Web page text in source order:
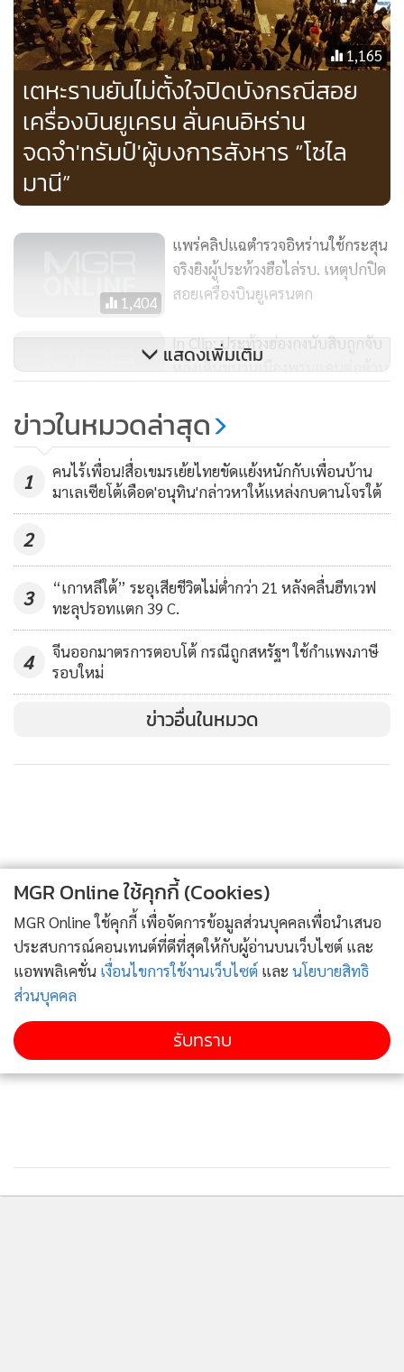
ชุมนุมคราวนี้ หลังจากพวกตำรวจที่ดำเนินการ “เรียกให้หยุด
และตรวจค้น” ตามถนนหนทางใกล้ๆ ถูกฝูงชนที่โกรธเกรี้ยวโยน
ขวดน้ำและสีเข้าใส่
จากนั้นกลุ่มตำรวจนอกเครื่องแบบที่กำลังพูดกับพวกผู้จัดการ
ชุมนุม ก็ถูกพวกผู้ประท้วงสวมหน้ากากปิดหน้าเข้ารุมทำร้าย
โดยใช้ทั้งร่มและไม้ตีตำรวจเหล่านี้
เพื่อนตำรวจด้วยกันเข้าไปช่วยเหลือคุ้มกันพวกเขาออกมา
เอเอฟพีรายงานด้วยว่า ในคลิปวิดีโอที่ผู้มีโพสต์ทางออนไลน์
จับ ซึ่งตำรวจก็ไม่ได้แสดงให้ดู โดยที่สถานการณ์เช่นนั้นมักทำให้
ในหมู่พวกผู้ประท้วงเกิดความไม่พอใจ
หลังจากนั้นไม่นาน ตำรวจเหล่านี้ก็ถูกทำร้าย แล้วตำรวจปราบ
จลาจลก็ยกกำลังเข้ามาในพื้นที่ และยิงแก๊สน้ำตาเพื่อขับไล่ฝูงชน
ติดตามมาด้วยการปะทะวิ่งเอาเถิดเจ้าล่อกันเป็นระยะเวลาสั้นๆ
โดยที่ตำรวจได้จับกุมผู้ต้องหาไปอีกหลายราย รวมทั้งผู้ประท้วง
คนหนึ่งซึ่งกำลังมีเลือดไหลออกมาจากด้านหลังของศีรษะ
ตำรวจปราบจลาจลฮ่องกงปะทะผู้ประท้วง หลังการชุมนุมอย่าง
สันติแปรเปลี่ยนเป็นความรุนแรงเมื่อวันอาทิตย์ (19 ม.ค.)
การชุมนุมคราวนี้ซึ่งใช้ชื่อว่า “การปิดล้อมทางสากลต่อต้าน
คอมมิวนิสต์” (Universal Siege Against Communism) เป็นการ
ประท้วงล่าสุดในฮ่องกง หลังจากที่ได้เกิดขึ้นอย่างต่อเนื่องมา
ตั้งแต่เดือนมิถุนายนปีที่แล้ว ถึงแม้ทำท่าลดความเข้มข้นลงบ้าง
ในระยะไม่กี่สัปดาห์หลังๆ มานี้
ใกล้ๆ กับจุดที่คาดว่าจะมีการเดินขบวน
1,165
เตหะรานยันไม่ตั้งใจปิดบังกรณีสอย
เครื่องบินยูเครน ลั่นคนอิหร่าน
จดจำ'ทรัมป์'ผู้บงการสังหาร “โซไล
มานี”
1,404
แพร่คลิปแฉตำรวจอิหร่านใช้กระสุน
จริงยิงผู้ประท้วงฮือไล่รบ. เหตุปกปิด
สอยเครื่องบินยูเครนตก
In Clip: ประท้วงฮ่องกงนับสิบถูกจับ
หลังเดินขบวนเมืองพรมแดนต่อต้าน
สนง.ประสานงานปักกิ่งคนใหม่เปิด
ใจ
‘ทรัมป์’ ลั่นไม่สนอิหร่านจะยอม
เจรจาหรือไม่ แต่ ‘ห้ามเข่นฆ่าผู้
แสดงเพิ่มเติม
ข่าวในหมวดล่าสุด
1
คนไร้เพื่อน!สื่อเขมรเย้ยไทยขัดแย้งหนักกับเพื่อนบ้าน
มาเลเซียโต้เดือด'อนุทิน'กล่าวหาให้แหล่งกบดานโจรใต้
2
3
“เกาหลีใต้” ระอุเสียชีวิตไม่ต่ำกว่า 21 หลังคลื่นฮีทเวฟ
ทะลุปรอทแตก 39 C.
4
จีนออกมาตรการตอบโต้ กรณีถูกสหรัฐฯ ใช้กำแพงภาษี
รอบใหม่
ข่าวอื่นในหมวด
MGR Online ใช้คุกกี้ (Cookies)
MGR Online ใช้คุกกี้ เพื่อจัดการข้อมูลส่วนบุคคลเพื่อนำเสนอ
ประสบการณ์คอนเทนต์ที่ดีที่สุดให้กับผู้อ่านบนเว็บไซต์ และ
แอพพลิเคชั่น เงื่อนไขการใช้งานเว็บไซต์ และ นโยบายสิทธิ
ส่วนบุคคล
รับทราบ